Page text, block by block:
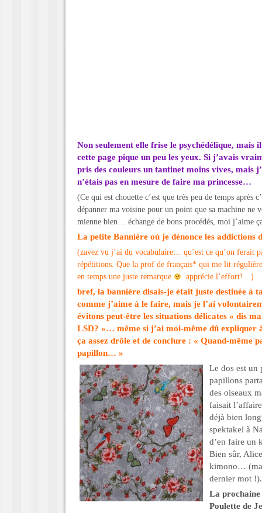
Non seulement elle frise le psychédélique, mais
cette page pique un peu les yeux. Si j’avais
pris des couleurs un tantinet moins vives, mais
n’étais pas en mesure de faire ma princesse…
(Ce qui est chouette c’est que très peu de temps après
dépanner ma voisine pour un point que sa machine ne
mienne bien… échange de bons procédés, moi j’aime
La petite Bannière où je dénonce les addictions
(zavez vu j’ai du vocabulaire… qu’est ce qu’on ferait
répétitions. Que la prof de français* qui me lit
en temps une juste remarque
apprécie l’effort!…)
bref, la bannière disais-je était juste destinée à
comme j’aime à le faire, mais je l’ai
évitons peut-être les situations délicates « dis
LSD? »… même si j’ai moi-même dû expliquer
ça assez drôle et de conclure : « Quand-même
papillon… »
Le dos est un
papillons
des oiseaux
faisait
déjà bien
spektakel à
d’en faire un
Bien sûr,
kimono…
dernier mot !).
La prochaine
Poulette de